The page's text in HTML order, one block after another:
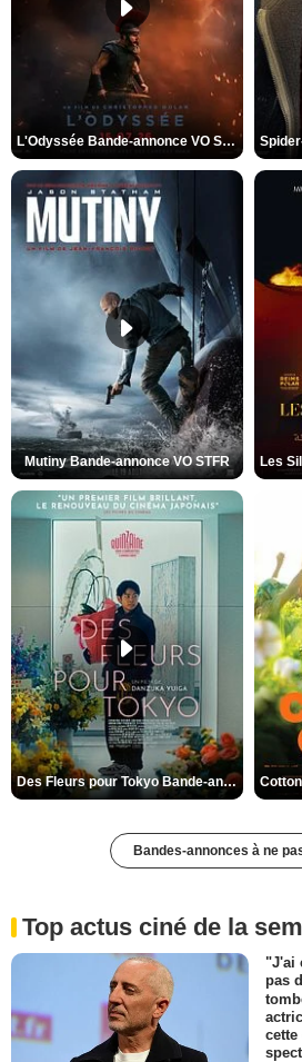
L'Odyssée Bande-annonce VO STFR
Mutiny Bande-annonce VO STFR
Des Fleurs pour Tokyo Bande-annonce VO STFR
Bandes-annonces à ne
Top actus ciné de la
"J'ai
pas